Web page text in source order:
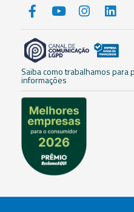
Saiba como trabalhamos para
informações